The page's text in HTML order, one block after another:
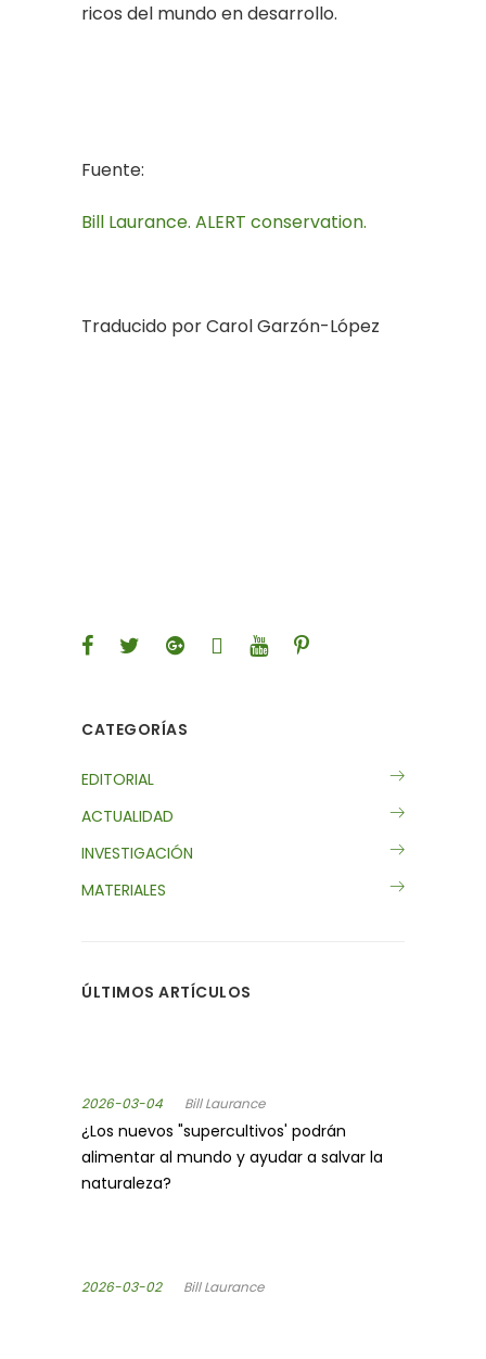
ricos del mundo en desarrollo.
Fuente:
Bill Laurance. ALERT conservation.
Traducido por Carol Garzón-López
CATEGORÍAS
EDITORIAL
ACTUALIDAD
INVESTIGACIÓN
MATERIALES
ÚLTIMOS ARTÍCULOS
2026-03-04 Bill Laurance
¿Los nuevos "supercultivos' podrán
alimentar al mundo y ayudar a salvar la
naturaleza?
2026-03-02 Bill Laurance